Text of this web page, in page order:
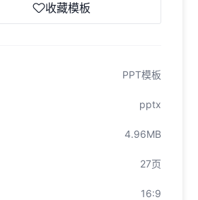
收藏模板
PPT模板
pptx
4.96MB
27页
16:9